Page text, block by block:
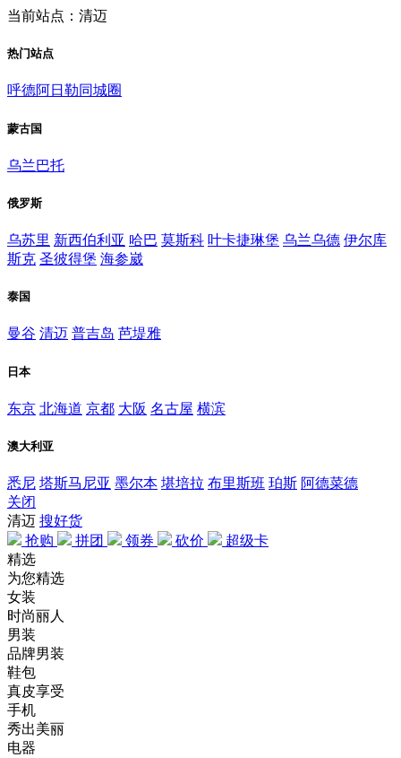
当前站点：清迈
热门站点
呼德阿日勒同城圈
蒙古国
乌兰巴托
俄罗斯
乌苏里 新西伯利亚 哈巴 莫斯科 叶卡捷琳堡 乌兰乌德 伊尔库
斯克 圣彼得堡 海参崴
泰国
曼谷 清迈 普吉岛 芭堤雅
日本
东京 北海道 京都 大阪 名古屋 横滨
澳大利亚
悉尼 塔斯马尼亚 墨尔本 堪培拉 布里斯班 珀斯 阿德菜德
关闭
清迈 搜好货
抢购
拼团 领券 砍价
超级卡
精选
为您精选
女装
时尚丽人
男装
品牌男装
鞋包
真皮享受
手机
秀出美丽
电器